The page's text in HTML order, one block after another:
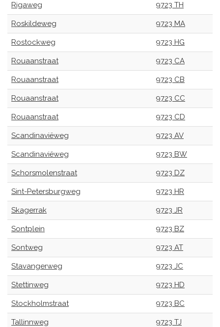
Rigaweg 9723 TH
Roskildeweg 9723 MA
Rostockweg 9723 HG
Rouaanstraat 9723 CA
Rouaanstraat 9723 CB
Rouaanstraat 9723 CC
Rouaanstraat 9723 CD
Scandinaviëweg 9723 AV
Scandinaviëweg 9723 BW
Schorsmolenstraat 9723 DZ
Sint-Petersburgweg 9723 HR
Skagerrak 9723 JR
Sontplein 9723 BZ
Sontweg 9723 AT
Stavangerweg 9723 JC
Stettinweg 9723 HD
Stockholmstraat 9723 BC
Tallinnweg 9723 TJ